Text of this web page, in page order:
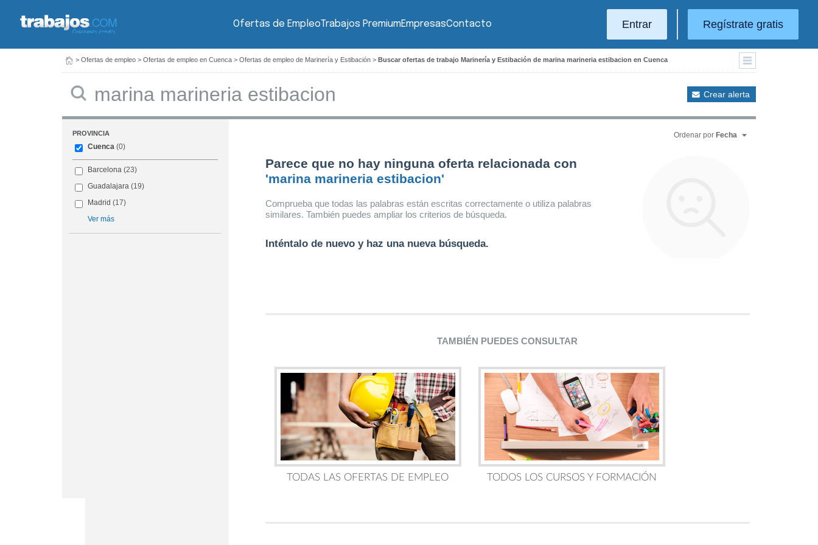
Ofertas de EmpleoTrabajos PremiumEmpresasContacto Entrar Regístrate gratis
> Ofertas de empleo > Ofertas de empleo en Cuenca > Ofertas de empleo de Marinería y Estibación > Buscar ofertas de trabajo Marinería y Estibación de marina marineria estibacion en Cuenca
Crear alerta
PROVINCIA
Cuenca (0)
Barcelona (23)
Guadalajara (19)
Madrid (17)
Ver más
Ordenar por Fecha
Parece que no hay ninguna oferta relacionada con
'marina marineria estibacion'
Comprueba que todas las palabras están escritas correctamente o utiliza palabras
similares. También puedes ampliar los criterios de búsqueda.
Inténtalo de nuevo y haz una nueva búsqueda.
TAMBIÉN PUEDES CONSULTAR
TODAS LAS OFERTAS DE EMPLEO TODOS LOS CURSOS Y FORMACIÓN